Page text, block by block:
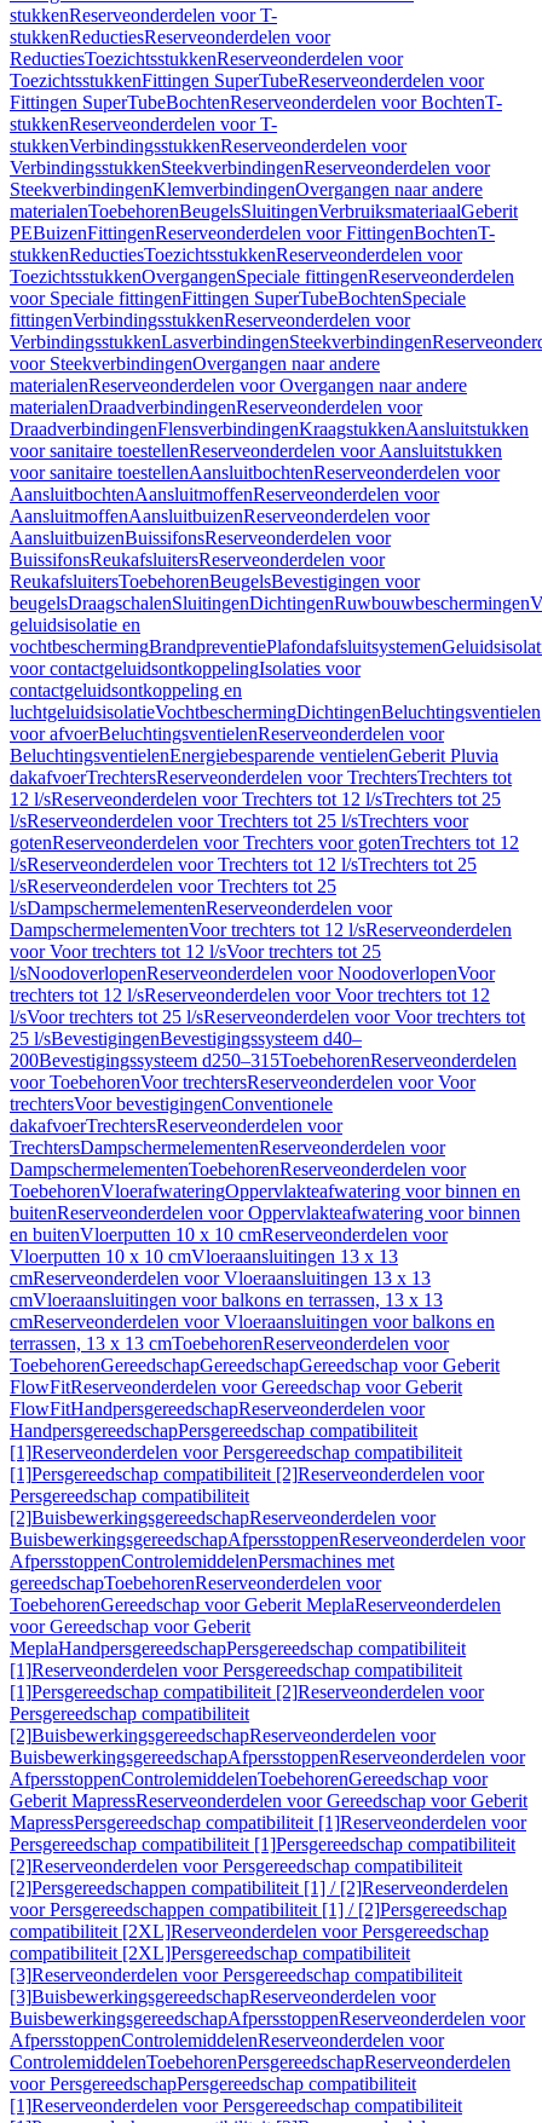
stukkenReserveonderdelen voor T-
stukkenReductiesReserveonderdelen voor
ReductiesToezichtsstukkenReserveonderdelen voor
ToezichtsstukkenFittingen SuperTubeReserveonderdelen voor
Fittingen SuperTubeBochtenReserveonderdelen voor BochtenT-
stukkenReserveonderdelen voor T-
stukkenVerbindingsstukkenReserveonderdelen voor
VerbindingsstukkenSteekverbindingenReserveonderdelen voor
SteekverbindingenKlemverbindingenOvergangen naar andere
materialenToebehorenBeugelsSluitingenVerbruiksmateriaalGeberit
PEBuizenFittingenReserveonderdelen voor FittingenBochtenT-
stukkenReductiesToezichtsstukkenReserveonderdelen voor
ToezichtsstukkenOvergangenSpeciale fittingenReserveonderdelen
voor Speciale fittingenFittingen SuperTubeBochtenSpeciale
fittingenVerbindingsstukkenReserveonderdelen voor
VerbindingsstukkenLasverbindingenSteekverbindingen
voor SteekverbindingenOvergangen naar andere
materialenReserveonderdelen voor Overgangen naar andere
materialenDraadverbindingenReserveonderdelen voor
DraadverbindingenFlensverbindingenKraagstukkenAansluitstukken
voor sanitaire toestellenReserveonderdelen voor Aansluitstukken
voor sanitaire toestellenAansluitbochtenReserveonderdelen voor
AansluitbochtenAansluitmoffenReserveonderdelen voor
AansluitmoffenAansluitbuizenReserveonderdelen voor
AansluitbuizenBuissifonsReserveonderdelen voor
BuissifonsReukafsluitersReserveonderdelen voor
ReukafsluitersToebehorenBeugelsBevestigingen voor
beugelsDraagschalenSluitingenDichtingenRuwbouwbeschermingen
geluidsisolatie en
vochtbeschermingBrandpreventiePlafondafsluitsystemen
voor contactgeluidsontkoppelingIsolaties voor
contactgeluidsontkoppeling en
luchtgeluidsisolatieVochtbeschermingDichtingenBeluchtingsventielen
voor afvoerBeluchtingsventielenReserveonderdelen voor
BeluchtingsventielenEnergiebesparende ventielenGeberit Pluvia
dakafvoerTrechtersReserveonderdelen voor TrechtersTrechters tot
12 l/sReserveonderdelen voor Trechters tot 12 l/sTrechters tot 25
l/sReserveonderdelen voor Trechters tot 25 l/sTrechters voor
gotenReserveonderdelen voor Trechters voor gotenTrechters tot 12
l/sReserveonderdelen voor Trechters tot 12 l/sTrechters tot 25
l/sReserveonderdelen voor Trechters tot 25
l/sDampschermelementenReserveonderdelen voor
DampschermelementenVoor trechters tot 12 l/sReserveonderdelen
voor Voor trechters tot 12 l/sVoor trechters tot 25
l/sNoodoverlopenReserveonderdelen voor NoodoverlopenVoor
trechters tot 12 l/sReserveonderdelen voor Voor trechters tot 12
l/sVoor trechters tot 25 l/sReserveonderdelen voor Voor trechters tot
25 l/sBevestigingenBevestigingssysteem d40–
200Bevestigingssysteem d250–315ToebehorenReserveonderdelen
voor ToebehorenVoor trechtersReserveonderdelen voor Voor
trechtersVoor bevestigingenConventionele
dakafvoerTrechtersReserveonderdelen voor
TrechtersDampschermelementenReserveonderdelen voor
DampschermelementenToebehorenReserveonderdelen voor
ToebehorenVloerafwateringOppervlakteafwatering voor binnen en
buitenReserveonderdelen voor Oppervlakteafwatering voor binnen
en buitenVloerputten 10 x 10 cmReserveonderdelen voor
Vloerputten 10 x 10 cmVloeraansluitingen 13 x 13
cmReserveonderdelen voor Vloeraansluitingen 13 x 13
cmVloeraansluitingen voor balkons en terrassen, 13 x 13
cmReserveonderdelen voor Vloeraansluitingen voor balkons en
terrassen, 13 x 13 cmToebehorenReserveonderdelen voor
ToebehorenGereedschapGereedschapGereedschap voor Geberit
FlowFitReserveonderdelen voor Gereedschap voor Geberit
FlowFitHandpersgereedschapReserveonderdelen voor
HandpersgereedschapPersgereedschap compatibiliteit
[1]Reserveonderdelen voor Persgereedschap compatibiliteit
[1]Persgereedschap compatibiliteit [2]Reserveonderdelen voor
Persgereedschap compatibiliteit
[2]BuisbewerkingsgereedschapReserveonderdelen voor
BuisbewerkingsgereedschapAfpersstoppenReserveonderdelen voor
AfpersstoppenControlemiddelenPersmachines met
gereedschapToebehorenReserveonderdelen voor
ToebehorenGereedschap voor Geberit MeplaReserveonderdelen
voor Gereedschap voor Geberit
MeplaHandpersgereedschapPersgereedschap compatibiliteit
[1]Reserveonderdelen voor Persgereedschap compatibiliteit
[1]Persgereedschap compatibiliteit [2]Reserveonderdelen voor
Persgereedschap compatibiliteit
[2]BuisbewerkingsgereedschapReserveonderdelen voor
BuisbewerkingsgereedschapAfpersstoppenReserveonderdelen voor
AfpersstoppenControlemiddelenToebehorenGereedschap voor
Geberit MapressReserveonderdelen voor Gereedschap voor Geberit
MapressPersgereedschap compatibiliteit [1]Reserveonderdelen voor
Persgereedschap compatibiliteit [1]Persgereedschap compatibiliteit
[2]Reserveonderdelen voor Persgereedschap compatibiliteit
[2]Persgereedschappen compatibiliteit [1] / [2]Reserveonderdelen
voor Persgereedschappen compatibiliteit [1] / [2]Persgereedschap
compatibiliteit [2XL]Reserveonderdelen voor Persgereedschap
compatibiliteit [2XL]Persgereedschap compatibiliteit
[3]Reserveonderdelen voor Persgereedschap compatibiliteit
[3]BuisbewerkingsgereedschapReserveonderdelen voor
BuisbewerkingsgereedschapAfpersstoppenReserveonderdelen voor
AfpersstoppenControlemiddelenReserveonderdelen voor
ControlemiddelenToebehorenPersgereedschapReserveonderdelen
voor PersgereedschapPersgereedschap compatibiliteit
[1]Reserveonderdelen voor Persgereedschap compatibiliteit